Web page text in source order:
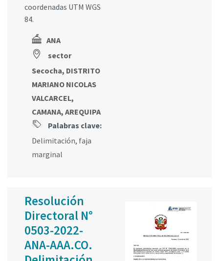
coordenadas UTM WGS
84.
ANA
sector
Secocha, DISTRITO
MARIANO NICOLAS
VALCARCEL,
CAMANA, AREQUIPA
Palabras clave:
Delimitación, faja
marginal
Resolución
Directoral N°
0503-2022-
ANA-AAA.CO.